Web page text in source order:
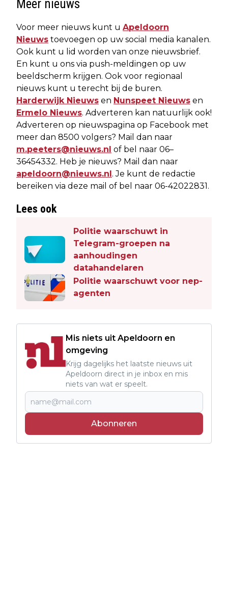
Meer nieuws
Voor meer nieuws kunt u Apeldoorn
Nieuws toevoegen op uw social media kanalen.
Ook kunt u lid worden van onze nieuwsbrief.
En kunt u ons via push-meldingen op uw
beeldscherm krijgen. Ook voor regionaal
nieuws kunt u terecht bij de buren.
Harderwijk Nieuws en Nunspeet Nieuws en
Ermelo Nieuws. Adverteren kan natuurlijk ook!
Adverteren op nieuwspagina op Facebook met
meer dan 8500 volgers? Mail dan naar
m.peeters@nieuws.nl of bel naar 06–
36454332. Heb je nieuws? Mail dan naar
apeldoorn@nieuws.nl. Je kunt de redactie
bereiken via deze mail of bel naar 06-42022831.
Lees ook
Politie waarschuwt in
Telegram-groepen na
aanhoudingen
datahandelaren
Politie waarschuwt voor nep-
agenten
Mis niets uit Apeldoorn en
omgeving
Krijg dagelijks het laatste nieuws uit
Apeldoorn direct in je inbox en mis
niets van wat er speelt.
Abonneren